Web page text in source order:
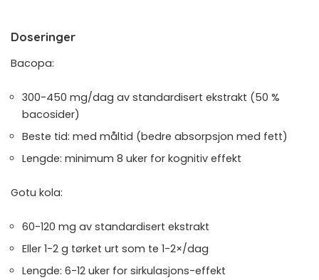
Doseringer
Bacopa:
300-450 mg/dag av standardisert ekstrakt (50 %
bacosider)
Beste tid: med måltid (bedre absorpsjon med fett)
Lengde: minimum 8 uker for kognitiv effekt
Gotu kola:
60-120 mg av standardisert ekstrakt
Eller 1-2 g tørket urt som te 1-2×/dag
Lengde: 6-12 uker for sirkulasjons-effekt